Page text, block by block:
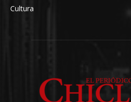
Cultura